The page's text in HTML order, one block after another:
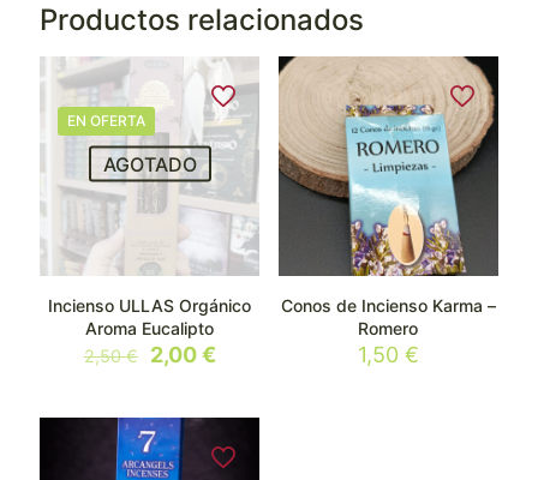
Productos relacionados
EN OFERTA
AGOTADO
Incienso ULLAS Orgánico
Aroma Eucalipto
2,50€
El
era:
2,50 €.
2,00€El
es:
2,00 €.
Conos de Incienso Karma –
Romero
1,50 €